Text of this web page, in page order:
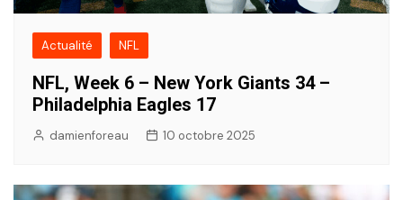
Actualité NFL
NFL, Week 6 – New York Giants 34 –
Philadelphia Eagles 17
damienforeau 10 octobre 2025